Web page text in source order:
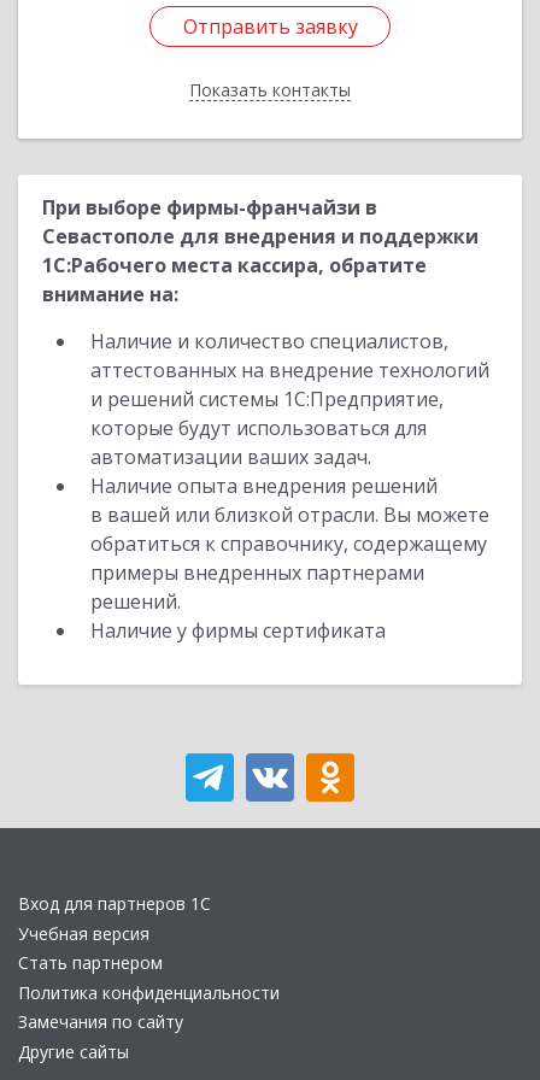
Отправить заявку
Показать контакты
Отправить заявку
Назад
При выборе фирмы-франчайзи в
Севастополе для внедрения и поддержки
1С:Рабочего места кассира, обратите
внимание на:
Наличие и количество специалистов,
аттестованных на внедрение технологий
и решений системы 1С:Предприятие,
которые будут использоваться для
автоматизации ваших задач.
Наличие опыта внедрения решений
в вашей или близкой отрасли. Вы можете
обратиться к справочнику, содержащему
примеры внедренных партнерами
решений.
Наличие у фирмы сертификата
Вход для партнеров 1С
Учебная версия
Стать партнером
Политика конфиденциальности
Замечания по сайту
Другие сайты